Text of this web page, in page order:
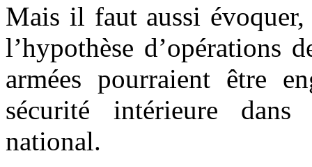
Mais il faut aussi
l’hypothèse d’opérations
armées pourraient être
sécurité intérieure
national.